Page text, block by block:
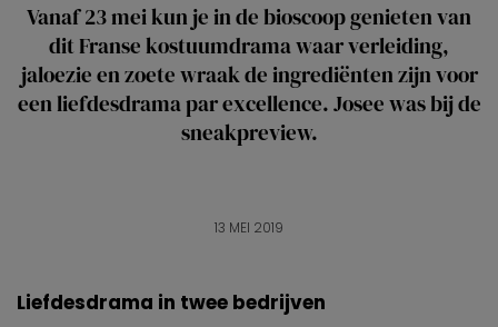
Vanaf 23 mei kun je in de bioscoop genieten van
dit Franse kostuumdrama waar verleiding,
jaloezie en zoete wraak de ingrediënten zijn voor
een liefdesdrama par excellence. Josee was bij de
sneakpreview.
13 MEI 2019
Liefdesdrama in twee bedrijven